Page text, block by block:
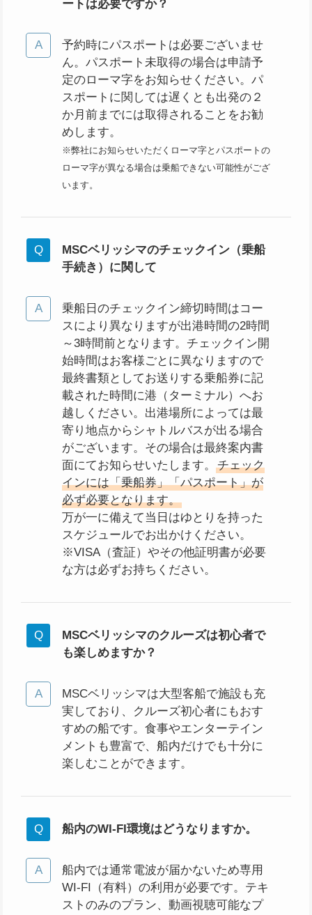
ートは必要ですか？
予約時にパスポートは必要ございませ
ん。パスポート未取得の場合は申請予
定のローマ字をお知らせください。パ
スポートに関しては遅くとも出発の２
か月前までには取得されることをお勧
めします。
※弊社にお知らせいただくローマ字とパスポートの
ローマ字が異なる場合は乗船できない可能性がござ
います。
MSCベリッシマのチェックイン（乗船
手続き）に関して
乗船日のチェックイン締切時間はコー
スにより異なりますが出港時間の2時間
～3時間前となります。チェックイン開
始時間はお客様ごとに異なりますので
最終書類としてお送りする乗船券に記
載された時間に港（ターミナル）へお
越しください。出港場所によっては最
寄り地点からシャトルバスが出る場合
がございます。その場合は最終案内書
面にてお知らせいたします。チェック
インには「乗船券」「パスポート」が
必ず必要となります。
万が一に備えて当日はゆとりを持った
スケジュールでお出かけください。
※VISA（査証）やその他証明書が必要
な方は必ずお持ちください。
MSCベリッシマのクルーズは初心者で
も楽しめますか？
MSCベリッシマは大型客船で施設も充
実しており、クルーズ初心者にもおす
すめの船です。食事やエンターテイン
メントも豊富で、船内だけでも十分に
楽しむことができます。
船内のWI-FI環境はどうなりますか。
船内では通常電波が届かないため専用
WI-FI（有料）の利用が必要です。テキ
ストのみのプラン、動画視聴可能なプ